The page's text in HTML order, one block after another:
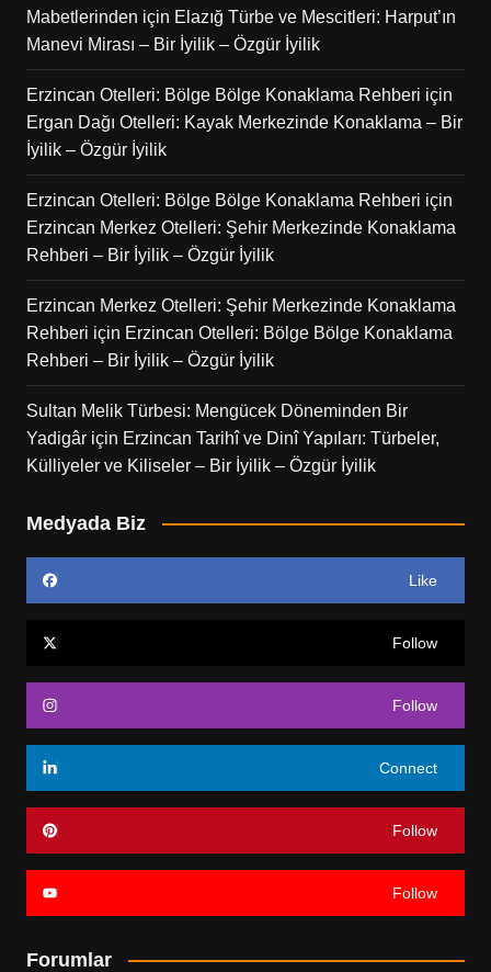
Mabetlerinden için Elazığ Türbe ve Mescitleri: Harput’ın
Manevi Mirası – Bir İyilik – Özgür İyilik
Erzincan Otelleri: Bölge Bölge Konaklama Rehberi için
Ergan Dağı Otelleri: Kayak Merkezinde Konaklama – Bir
İyilik – Özgür İyilik
Erzincan Otelleri: Bölge Bölge Konaklama Rehberi için
Erzincan Merkez Otelleri: Şehir Merkezinde Konaklama
Rehberi – Bir İyilik – Özgür İyilik
Erzincan Merkez Otelleri: Şehir Merkezinde Konaklama
Rehberi için Erzincan Otelleri: Bölge Bölge Konaklama
Rehberi – Bir İyilik – Özgür İyilik
Sultan Melik Türbesi: Mengücek Döneminden Bir
Yadigâriçin Erzincan Tarihî ve Dinî Yapıları: Türbeler,
Külliyeler ve Kiliseler – Bir İyilik – Özgür İyilik
Medyada Biz
Like
Follow
Follow
Connect
Follow
Follow
Forumlar